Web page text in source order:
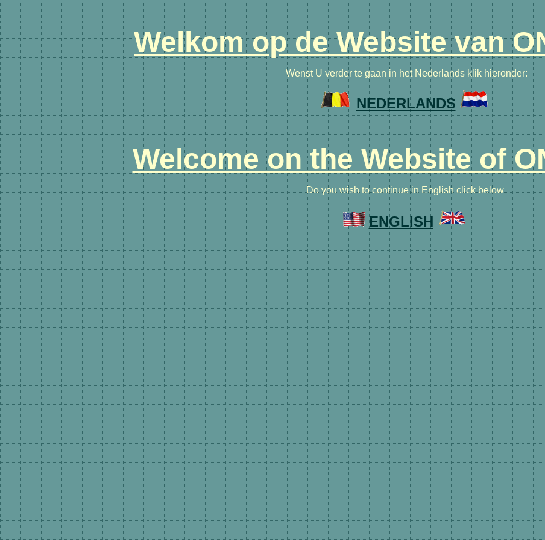
Welkom op de Website van O
Wenst U verder te gaan in het Nederlands klik hieronder:
NEDERLANDS
Welcome on the Website of
Do you wish to continue in English click below
ENGLISH